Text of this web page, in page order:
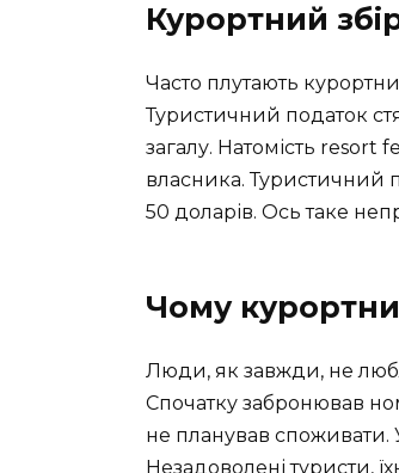
Курортний
Часто плутають
Туристичний податок
загалу. Натомість resort
власника. Туристичний
50 доларів. Ось таке
Чому
Люди, як завжди, не
Спочатку забронював
не планував споживати.
Незадоволені туристи,